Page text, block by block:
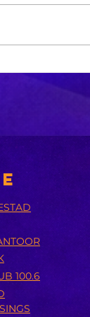
100.6